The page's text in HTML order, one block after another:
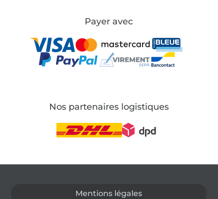
Payer avec
Nos partenaires logistiques
Mentions légales